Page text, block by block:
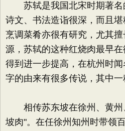
苏轼是我国北宋时期著名
诗文、书法造诣很深，而且
烹调菜肴亦很有研究，尤其
源，苏轼的这种红烧肉最早
得到进一步提高，在杭州时
字的由来有很多传说，其中一
相传苏东坡在徐州、黄州
坡肉"。在任徐州知州时带领